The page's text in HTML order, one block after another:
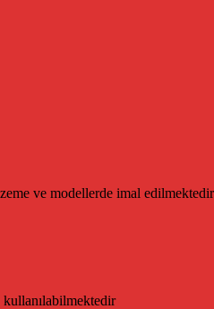
ve modellerde imal